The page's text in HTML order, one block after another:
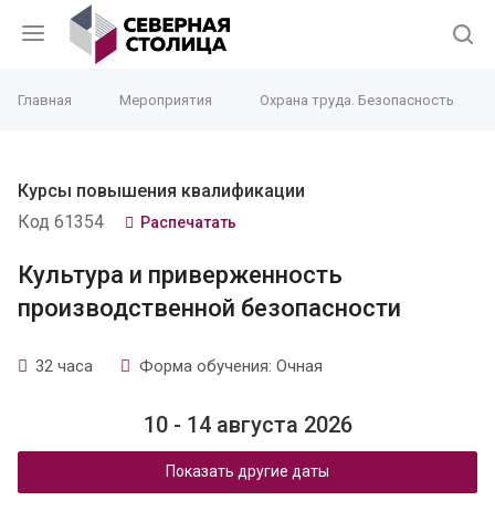
Главная Мероприятия Охрана труда. Безопасность
Курсы повышения квалификации
Код 61354
Распечатать
Культура и приверженность
производственной безопасности
32 часа Форма обучения: Очная
10 - 14 августа 2026
Показать другие даты